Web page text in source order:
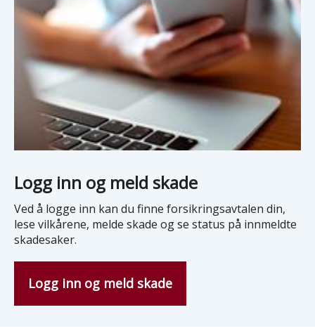
Logg inn og meld skade
Ved å logge inn kan du finne forsikringsavtalen din,
lese vilkårene, melde skade og se status på innmeldte
skadesaker.
Logg inn og meld skade